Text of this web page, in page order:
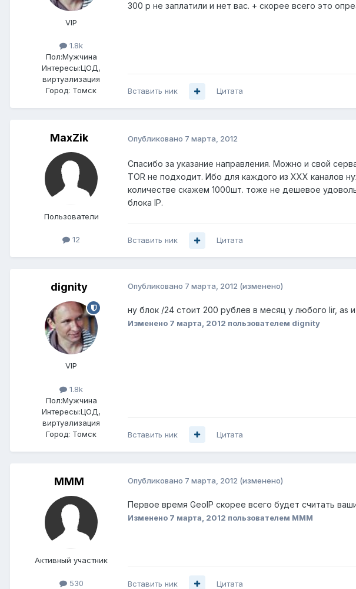
VIP
1.8k
Пол:Мужчина
Интересы:ЦОД,
виртуализация
Город: Томск
300 р не заплатили и нет вас. + скорее всего это
Вставить ник Цитата
MaxZik
Пользователи
12
Опубликовано 7 марта, 2012
Спасибо за указание направления. Можно и свой
TOR не подходит. Ибо для каждого из ХХХ каналов
количестве скажем 1000шт. тоже не дешевое
блока IP.
Вставить ник Цитата
dignity
VIP
1.8k
Пол:Мужчина
Интересы:ЦОД,
виртуализация
Город: Томск
Опубликовано 7 марта, 2012 (изменено)
ну блок /24 стоит 200 рублев в месяц у любого lir, as
Изменено 7 марта, 2012 пользователем dignity
Вставить ник Цитата
MMM
Активный участник
530
Опубликовано 7 марта, 2012 (изменено)
Первое время GeoIP скорее всего будет считать
Изменено 7 марта, 2012 пользователем MMM
Вставить ник Цитата